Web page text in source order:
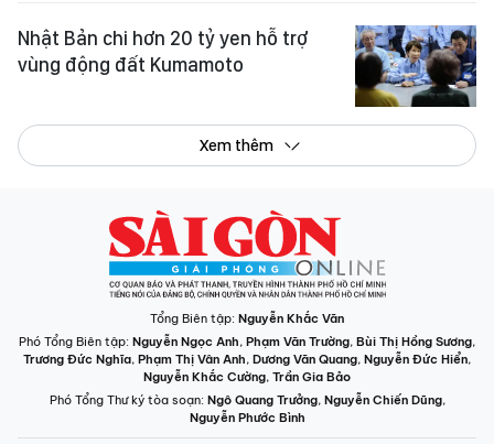
Nhật Bản chi hơn 20 tỷ yen hỗ trợ
vùng động đất Kumamoto
Xem thêm
Tổng Biên tập: Nguyễn Khắc Văn
Phó Tổng Biên tập: Nguyễn Ngọc Anh, Phạm Văn Trường, Bùi Thị Hồng Sương,
Trương Đức Nghĩa, Phạm Thị Vân Anh, Dương Văn Quang, Nguyễn Đức Hiển,
Nguyễn Khắc Cường, Trần Gia Bảo
Phó Tổng Thư ký tòa soạn: Ngô Quang Trưởng, Nguyễn Chiến Dũng,
Nguyễn Phước Bình